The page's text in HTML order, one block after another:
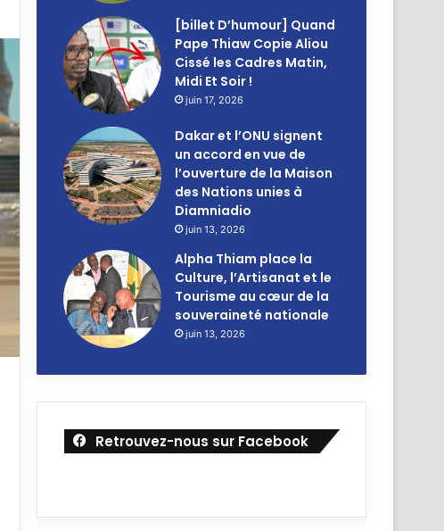
[billet D’humour] Quand
Pape Thiaw Copie Aliou
Cissé les Cadres Matin,
Midi Et Soir !
juin 17, 2026
Dakar et l’ONU signent
un accord en vue de
l’ouverture de la Maison
des Nations unies à
Diamniadio
juin 13, 2026
Alpha Thiam place la
Culture, l’Artisanat et le
Tourisme au cœur de la
souveraineté nationale
juin 13, 2026
Retrouvez-nous sur Facebook